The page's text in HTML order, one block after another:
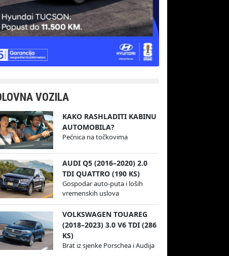
VOZILA
KAKO RASHLADITI KABINU
AUTOMOBILA?
Pećnica na točkovima
AUDI Q5 (2016–2020) 2.0
TDI QUATTRO (190 KS)
Gospodar auto-puta i loših
vremenskih uslova
VOLKSWAGEN TOUAREG
(2018–2023) 3.0 V6 TDI (286
KS)
Brat iz sjenke Porschea i Audija